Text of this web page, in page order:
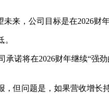
来，公司目标是在2026财
诺将在2026财年继续“强
但问题是，如果营收增长